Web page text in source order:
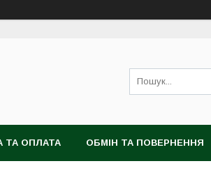
ТА ОПЛАТА ОБМІН ТА ПОВЕРНЕННЯ